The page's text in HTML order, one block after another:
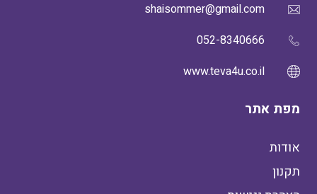
shaisommer@gmail.com
052-8340666
www.teva4u.co.il
מפת אתר
אודות
תקנון